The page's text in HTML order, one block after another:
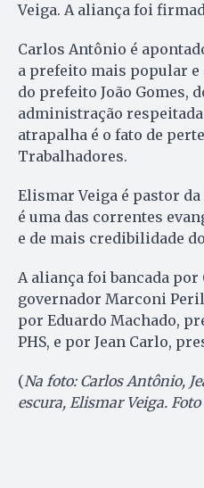
Veiga. A aliança foi
Carlos Antônio é
a prefeito mais popular
do prefeito João Gomes,
administração respeitada
atrapalha é o fato de
Trabalhadores.
Elismar Veiga é pastor da
é uma das correntes
e de mais credibilidade
A aliança foi bancada
governador Marconi
por Eduardo Machado,
PHS, e por Jean Carlo,
(Na foto: Carlos Antônio,
escura, Elismar Veiga.